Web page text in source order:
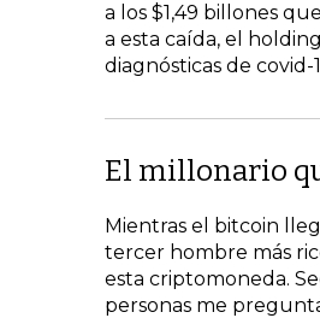
a los $1,49 billones
a esta caída, el
diagnósticas de
El millonario
Mientras el bitcoin
tercer hombre más
esta criptomoneda.
personas me